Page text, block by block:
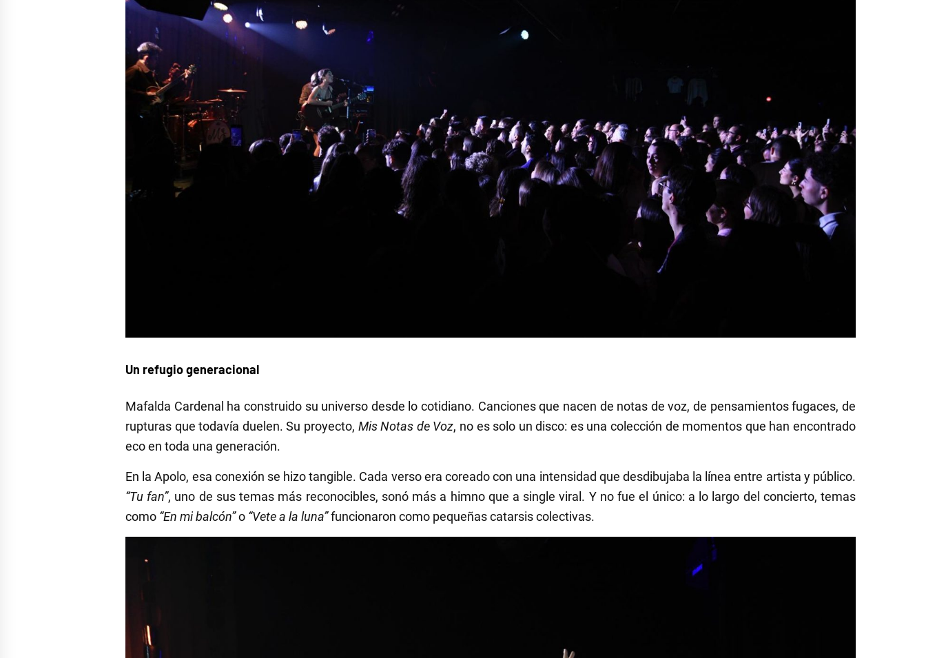
Un refugio generacional
Mafalda Cardenal ha construido su universo desde lo cotidiano. Canciones que nacen de notas de voz, de pensamientos fugaces, de
rupturas que todavía duelen. Su proyecto, Mis Notas de Voz, no es solo un disco: es una colección de momentos que han encontrado
eco en toda una generación.
En la Apolo, esa conexión se hizo tangible. Cada verso era coreado con una intensidad que desdibujaba la línea entre artista y público.
“Tu fan”, uno de sus temas más reconocibles, sonó más a himno que a single viral. Y no fue el único: a lo largo del concierto, temas
como “En mi balcón”o “Vete a la luna”funcionaron como pequeñas catarsis colectivas.